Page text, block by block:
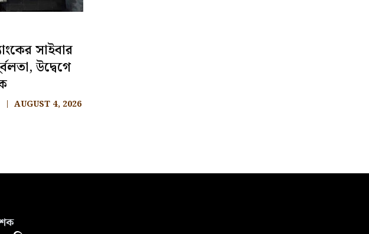
সাইবার
উদ্বেগে
AUGUST 4, 2026